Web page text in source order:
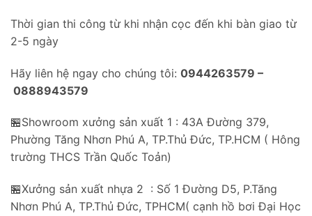
Thời gian thi công từ khi nhận cọc đến khi bàn giao từ
2-5 ngày
Hãy liên hệ ngay cho chúng tôi: 0944263579 –
0888943579
🏪Showroom xưởng sản xuất 1 : 43A Đường 379,
Phường Tăng Nhơn Phú A, TP.Thủ Đức, TP.HCM ( Hông
trường THCS Trần Quốc Toản)
🏪Xưởng sản xuất nhựa 2 : Số 1 Đường D5, P.Tăng
Nhơn Phú A, TP.Thủ Đức, TPHCM( cạnh hồ bơi Đại Học